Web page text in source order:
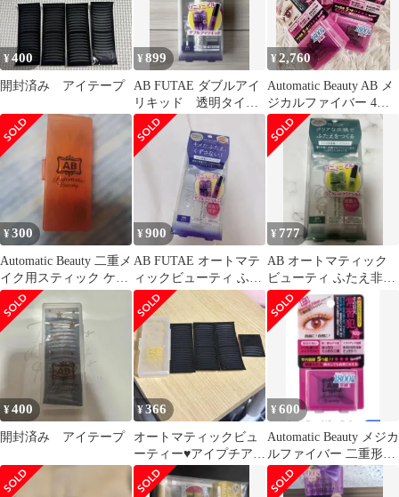
¥400
開封済み アイテープ
¥899
AB FUTAE ダブルアイ
リキッド 透明タイプ
オートマティックビュ
ーティー
¥2,760
Automatic Beauty AB メ
ジカルファイバー 4個
セット
¥300
Automatic Beauty 二重メ
イク用スティック ケー
ス付き
¥900
AB FUTAE オートマテ
ィックビューティ ふた
え接着
¥ 777
AB オートマティック
ビューティ ふたえ非接
着ハードフィルム
¥400
開封済み アイテープ
¥366
オートマティックビュ
ーティー♥️アイプチアイ
テープお試しに♥️
¥600
Automatic Beauty メジカ
ルファイバー 二重形成
ファイバー